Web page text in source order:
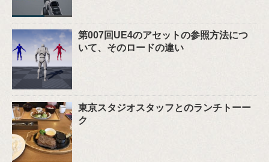
第007回UE4のアセットの参照方法につ
いて、そのロードの違い
東京スタジオスタッフとのランチトーー
ク